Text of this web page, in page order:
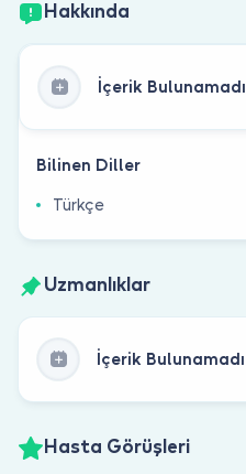
Hakkında
İçerik Bulunamadı
Bilinen Diller
Türkçe
Uzmanlıklar
İçerik Bulunamadı
Hasta Görüşleri